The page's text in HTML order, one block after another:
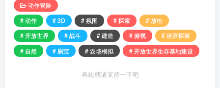
动作冒险
# 动作
# 3D # 氛围 # 探索
# 放松
# 开放世界
# 战斗 # 建造 # 俯视
# 迷宫探索
# 自然
# 刷宝 # 农场模拟 # 开放世界生存基地建设
喜欢就请支持一下吧